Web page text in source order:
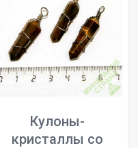
Кулоны-
кристаллы со